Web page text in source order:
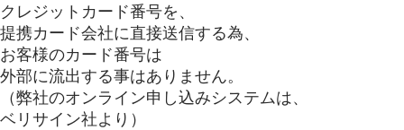
クレジットカード番号を、
提携カード会社に直接送信する為、
お客様のカード番号は
外部に流出する事はありません。
（弊社のオンライン申し込みシステムは、
ベリサイン社より）